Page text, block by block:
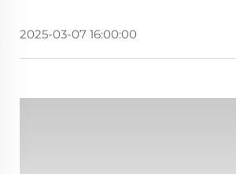
2025-03-07 16:00:00